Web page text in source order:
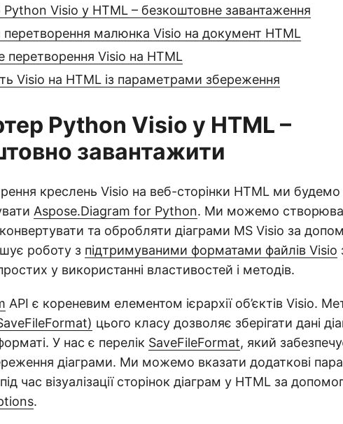
Python Visio у HTML – безкоштовне завантаження
малюнка Visio на документ HTML
перетворення Visio на HTML
Visio на HTML із параметрами збереження
Python Visio у HTML –
завантажити
креслень Visio на веб-сторінки HTML ми будемо
Aspose.Diagram for Python. Ми можемо
та обробляти діаграми MS Visio за
роботу з підтримуваними форматами файлів Visio
у використанні властивостей і методів.
API є кореневим елементом ієрархії об’єктів Visio.
цього класу дозволяє зберігати дані
У нас є перелік SaveFileFormat, який
діаграми. Ми можемо вказати додаткові
час візуалізації сторінок діаграм у HTML за
.